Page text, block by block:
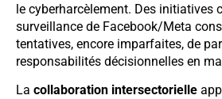
le cyberharcèlement. Des initiatives
surveillance de Facebook/Meta
tentatives, encore imparfaites, de
responsabilités décisionnelles en
La collaboration intersectorielle